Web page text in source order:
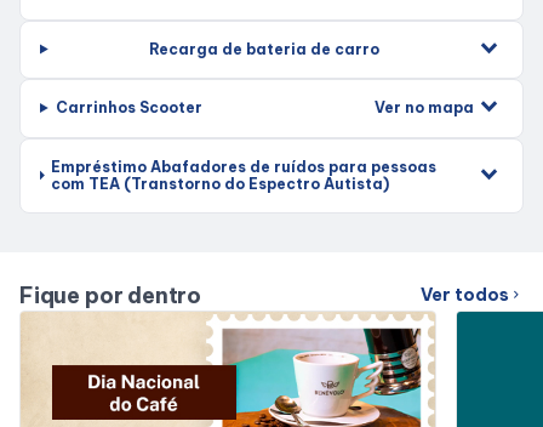
Recarga de bateria de carro
Carrinhos Scooter Ver no mapa
Empréstimo Abafadores de ruídos para pessoas
com TEA (Transtorno do Espectro Autista)
Fique por dentro Ver todos chevron_right